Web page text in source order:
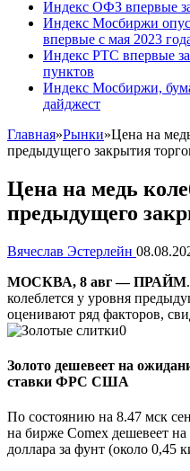
Индекс ОФЗ впервые
Индекс Мосбиржи
впервые с мая 2023
Индекс РТС впервые
пунктов
Индекс Мосбиржи,
дайджест
Главная»Рынки»Цена на
предыдущего закрытия
Цена на медь
предыдущего
Вячеслав Эстерлейн
МОСКВА, 8 авг — ПРАЙМ
колеблется у уровня
оценивают ряд факторов,
Золото дешевеет на
ставки ФРС США
По состоянию на 8.47 мск
на бирже Comex дешевеет
доллара за фунт (около 0,45